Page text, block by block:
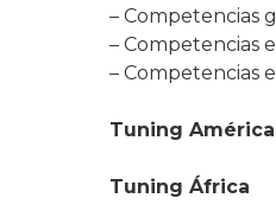
– Competencias
– Competencias
– Competencias
Tuning
Tuning África